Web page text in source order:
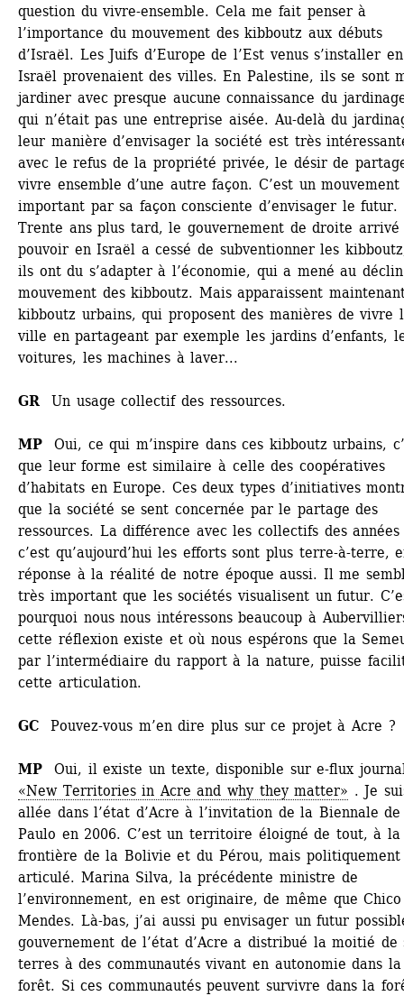
question du vivre-ensemble. Cela me fait penser à
l’importance du mouvement des kibboutz aux débuts
d’Israël. Les Juifs d’Europe de l’Est venus s’installer en
Israël provenaient des villes. En Palestine, ils se sont
jardiner avec presque aucune connaissance du
qui n’était pas une entreprise aisée. Au-delà du
leur manière d’envisager la société est très
avec le refus de la propriété privée, le désir de
vivre ensemble d’une autre façon. C’est un
important par sa façon consciente d’envisager le futur.
Trente ans plus tard, le gouvernement de droite arrivé
pouvoir en Israël a cessé de subventionner les
ils ont du s’adapter à l’économie, qui a mené au
mouvement des kibboutz. Mais apparaissent
kibboutz urbains, qui proposent des manières de vivre
ville en partageant par exemple les jardins d’enfants,
voitures, les machines à laver...
GR Un usage collectif des ressources.
MP Oui, ce qui m’inspire dans ces kibboutz urbains,
que leur forme est similaire à celle des coopératives
d’habitats en Europe. Ces deux types d’initiatives
que la société se sent concernée par le partage des
ressources. La différence avec les collectifs des années
c’est qu’aujourd’hui les efforts sont plus terre-à-terre,
réponse à la réalité de notre époque aussi. Il me
très important que les sociétés visualisent un futur.
pourquoi nous nous intéressons beaucoup à
cette réflexion existe et où nous espérons que la
par l’intermédiaire du rapport à la nature, puisse
cette articulation.
GC Pouvez-vous m’en dire plus sur ce projet à Acre ?
MP
Oui, il existe un texte, disponible sur e-flux
«New Territories in Acre and why they matter» . Je
allée dans l’état d’Acre à l’invitation de la Biennale de
Paulo en 2006. C’est un territoire éloigné de tout, à la
frontière de la Bolivie et du Pérou, mais
articulé. Marina Silva, la précédente ministre de
l’environnement, en est originaire, de même que Chico
Mendes. Là-bas, j’ai aussi pu envisager un futur
gouvernement de l’état d’Acre a distribué la moitié de
terres à des communautés vivant en autonomie dans la
forêt. Si ces communautés peuvent survivre dans la